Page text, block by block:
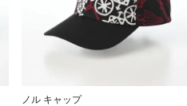
ノル キャップ